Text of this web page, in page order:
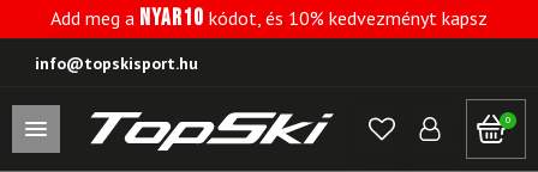
Add meg a NYAR10 kódot, és 10% kedvezményt kapsz
info@topskisport.hu
0